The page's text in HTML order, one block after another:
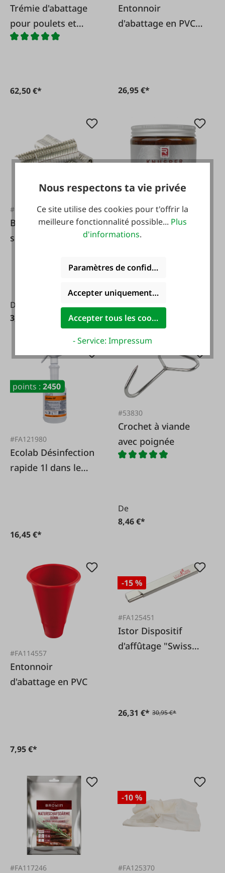
Trémie d'abattage
pour poulets et
poulets de chair
62,50 €*
Entonnoir
d'abattage en PVC
26,95 €*
#FA117252
Browin Pinces à
saucisses 60 pcs.
De
3,42 €*
#FA134121
Raps Croustillant
16,50 €*
points : 2450
#FA121980
Ecolab Désinfection
rapide 1l dans le
16,45 €*
#53830
Crochet à viande
avec poignée
De
8,46 €*
#FA114557
Entonnoir
d'abattage en PVC
7,95 €*
-15 %
#FA125451
Istor Dispositif
d'affûtage "Swiss
26,31 €* 30,95 €*
#FA117246
-10 %
#FA125370
Nous respectons ta vie privée
Ce site utilise des cookies pour t'offrir la
meilleure fonctionnalité possible... Plus
d'informations.
Paramètres de confidentialité
Accepter uniquement les cookies
Accepter tous les cookies
- Service: Impressum